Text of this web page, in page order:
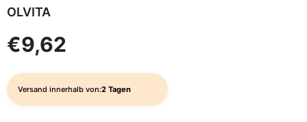
OLVITA
€9,62
Versand innerhalb von:2 Tagen